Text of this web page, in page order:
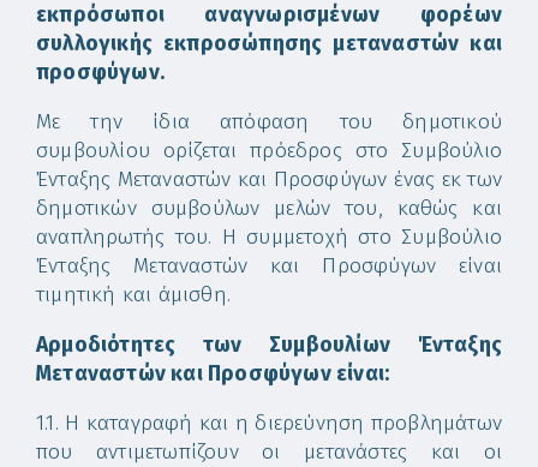
εκπρόσωποι αναγνωρισμένων φορέων
συλλογικής εκπροσώπησης μεταναστών και
προσφύγων.
Με την ίδια απόφαση του δημοτικού
συμβουλίου ορίζεται πρόεδρος στο Συμβούλιο
Ένταξης Μεταναστών και Προσφύγων ένας εκ των
δημοτικών συμβούλων μελών του, καθώς και
αναπληρωτής του. Η συμμετοχή στο Συμβούλιο
Ένταξης Μεταναστών και Προσφύγων είναι
τιμητική και άμισθη.
Αρμοδιότητες των Συμβουλίων Ένταξης
Μεταναστών και Προσφύγων είναι:
1.1. Η καταγραφή και η διερεύνηση προβλημάτων
που αντιμετωπίζουν οι μετανάστες και οι